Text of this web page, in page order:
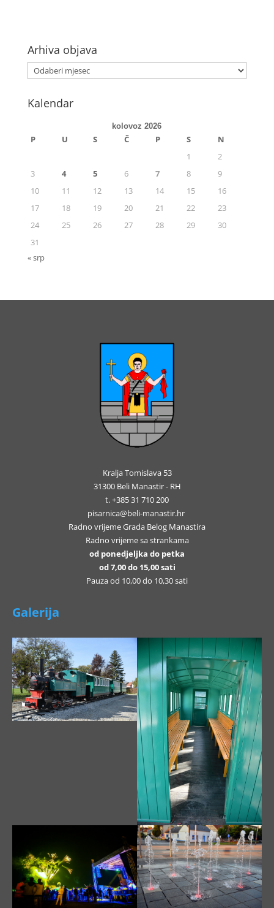
Arhiva objava
Kalendar
kolovoz 2026
P U S Č P S
N
1
2
3
4 5 6 7 8
9
10
11 12 13 14 15
16
17
18 19 20 21 22
23
24
25 26 27 28 29
30
31
« srp
Kralja Tomislava 53
31300 Beli Manastir - RH
t. +385 31 710 200
pisarnica@beli-manastir.hr
Radno vrijeme Grada Belog Manastira
Radno vrijeme sa strankama
od ponedjeljka do petka
od 7,00 do 15,00 sati
Pauza od 10,00 do 10,30 sati
Galerija